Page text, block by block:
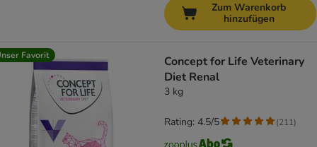
Zum Warenkorb
hinzufügen
Favorit
Concept for Life Veterinary
Diet Renal
3 kg
Rating: 4.5/5 (211)